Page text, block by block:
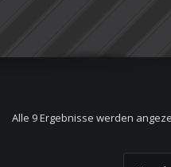
Alle 9 Ergebnisse werden